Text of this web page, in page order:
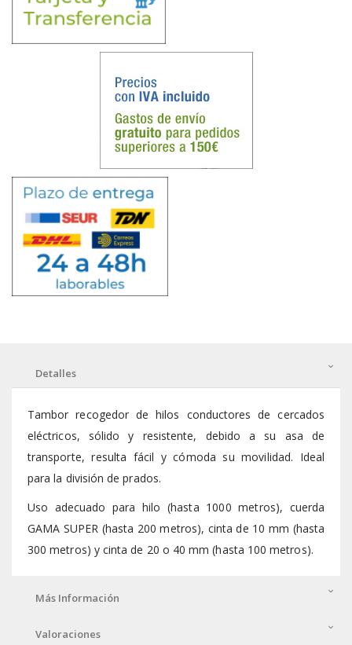
Detalles
Tambor recogedor de hilos conductores de cercados
eléctricos, sólido y resistente, debido a su asa de
transporte, resulta fácil y cómoda su movilidad. Ideal
para la división de prados.
Uso adecuado para hilo (hasta 1000 metros), cuerda
GAMA SUPER (hasta 200 metros), cinta de 10 mm (hasta
300 metros) y cinta de 20 o 40 mm (hasta 100 metros).
Más Información
Valoraciones